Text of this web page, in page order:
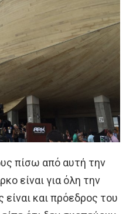
πίσω από αυτή την
είναι για όλη την
είναι και πρόεδρος του